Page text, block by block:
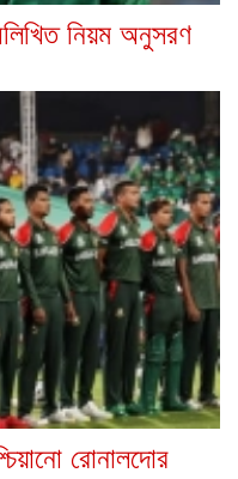
নিয়ম অনুসরণ
রোনালদোর